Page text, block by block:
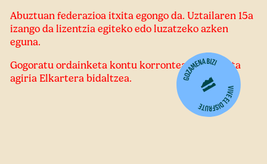
Abuztuan federazioa itxita egongo da. Uztailaren 15a
izango da lizentzia egiteko edo luzatzeko azken
eguna.
Gogoratu ordainketa kontu korrontean egitea eta
agiria Elkartera bidaltzea.